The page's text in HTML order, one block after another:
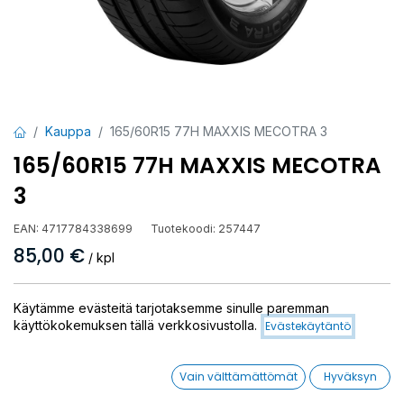
Kauppa 165/60R15 77H MAXXIS MECOTRA 3
165/60R15 77H MAXXIS MECOTRA
3
EAN: 4717784338699 Tuotekoodi: 257447
85,00 € / kpl
Toimittajilla (ulkomaa):Saatavilla
Toimitusaika:15 arkipäivää
Käytämme evästeitä tarjotaksemme sinulle paremman
käyttökokemuksen tällä verkkosivustolla. Evästekäytäntö
Vain välttämättömät Hyväksyn